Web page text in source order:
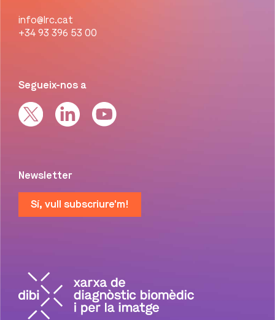
info@lrc.cat
+34 93 396 53 00
Segueix-nos a
Newsletter
Sí, vull subscriure'm!